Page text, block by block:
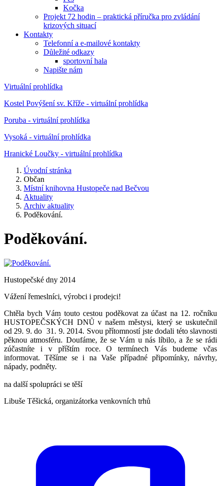
Kočka
Projekt 72 hodin – praktická příručka pro zvládání
krizových situací
Kontakty
Telefonní a e-mailové kontakty
Důležité odkazy
sportovní hala
Napište nám
Virtuální prohlídka
Kostel Povýšení sv. Kříže - virtuální prohlídka
Poruba - virtuální prohlídka
Vysoká - virtuální prohlídka
Hranické Loučky - virtuální prohlídka
Úvodní stránka
Občan
Místní knihovna Hustopeče nad Bečvou
Aktuality
Archiv aktuality
Poděkování.
Poděkování.
Hustopečské dny 2014
Vážení řemeslníci, výrobci i prodejci!
Chtěla bych Vám touto cestou poděkovat za účast na 12. ročníku
HUSTOPEČSKÝCH DNŮ v našem městysi, který se uskutečnil
od 29. 9. do 31. 9. 2014. Svou přítomností jste dodali této slavnosti
pěknou atmosféru. Doufáme, že se Vám u nás líbilo, a že se rádi
zúčastníte i v příštím roce. O termínech Vás budeme včas
informovat. Těšíme se i na Vaše případné připomínky, návrhy,
nápady, podněty.
na další spolupráci se těší
Libuše Těšická, organizátorka venkovních trhů